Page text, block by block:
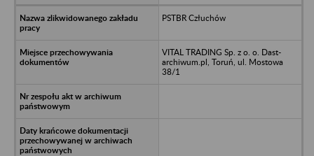
PSTBR Człuchów
VITAL TRADING Sp. z o. o. Dast-
archiwum.pl, Toruń, ul. Mostowa
38/1